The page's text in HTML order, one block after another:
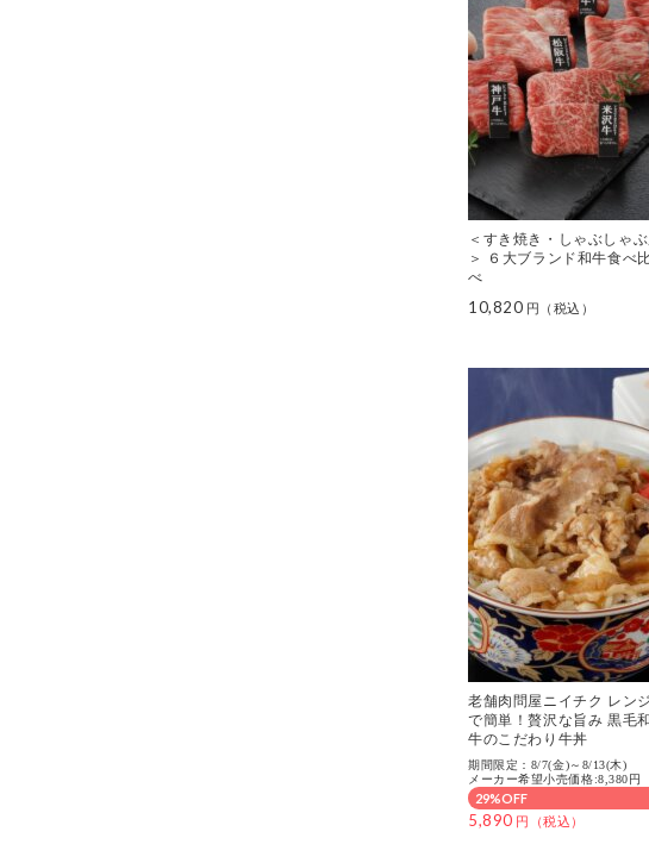
＜すき焼き・しゃぶしゃぶ
＞ ６大ブランド和牛食べ
べ
10,820
老舗肉問屋ニイチク レンジ
で簡単！贅沢な旨み 黒毛和
牛のこだわり牛丼
期間限定：8/7(金)～8/13(木)
メーカー希望小売価格:8,380円
29%OFF
5,890